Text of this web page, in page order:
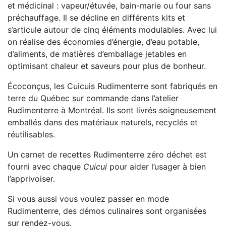
et médicinal : vapeur/étuvée, bain-marie ou four sans
préchauffage. Il se décline en différents kits et
s’articule autour de cinq éléments modulables. Avec lui
on réalise des économies d’énergie, d’eau potable,
d’aliments, de matières d’emballage jetables en
optimisant chaleur et saveurs pour plus de bonheur.
Écoconçus, les Cuicuis Rudimenterre sont fabriqués en
terre du Québec sur commande dans l’atelier
Rudimenterre à Montréal. Ils sont livrés soigneusement
emballés dans des matériaux naturels, recyclés et
réutilisables.
Un carnet de recettes Rudimenterre zéro déchet est
fourni avec chaque Cuicui pour aider l’usager à bien
l’apprivoiser.
Si vous aussi vous voulez passer en mode
Rudimenterre, des démos culinaires sont organisées
sur rendez-vous.